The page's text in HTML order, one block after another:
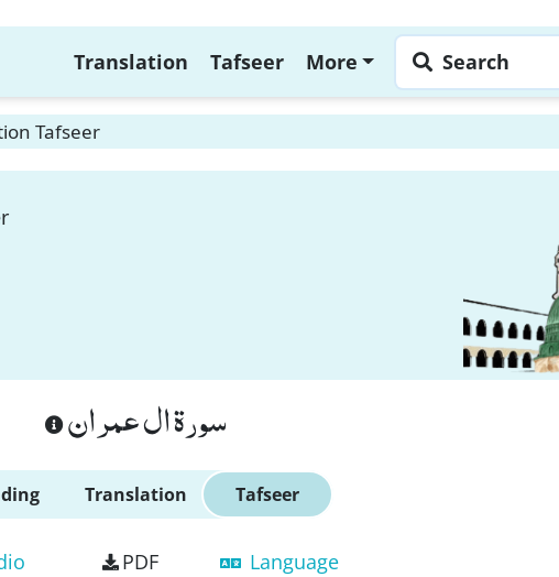
Translation Tafseer More Search
Tafseer
سورة ال عمران
Translation Tafseer
PDF Language